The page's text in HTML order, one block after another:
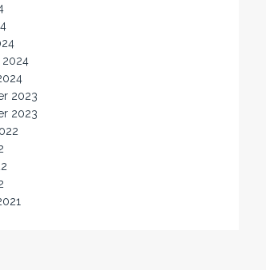
2024
2023
2023